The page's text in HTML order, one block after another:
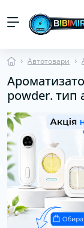
Автотовари
powder. тип